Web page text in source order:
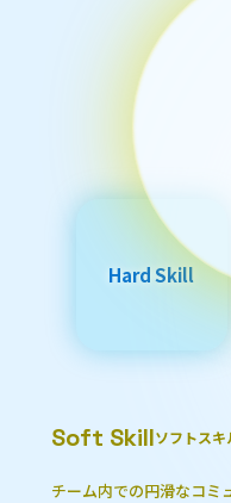
Hard Skill
Soft Skillソフトスキ
チーム内での円滑なコミ